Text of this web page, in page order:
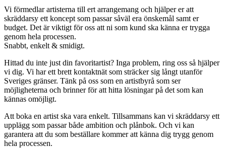
Vi förmedlar artisterna till ert arrangemang och hjälper er att
skräddarsy ett koncept som passar såväl era önskemål samt er
budget. Det är viktigt för oss att ni som kund ska känna er trygga
genom hela processen.
Snabbt, enkelt & smidigt.
Hittad du inte just din favoritartist? Inga problem, ring oss så hjälper
vi dig. Vi har ett brett kontaktnät som sträcker sig långt utanför
Sveriges gränser. Tänk på oss som en artistbyrå som ser
möjligheterna och brinner för att hitta lösningar på det som kan
kännas omöjligt.
Att boka en artist ska vara enkelt. Tillsammans kan vi skräddarsy ett
upplägg som passar både ambition och plånbok. Och vi kan
garantera att du som beställare kommer att känna dig trygg genom
hela processen.